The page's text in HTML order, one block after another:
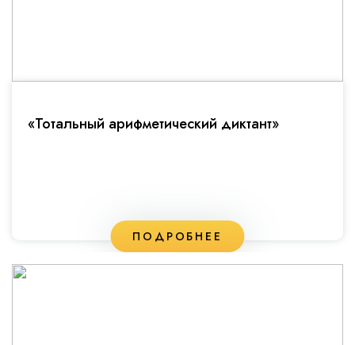
«Тотальный арифметический диктант»
ПОДРОБНЕЕ